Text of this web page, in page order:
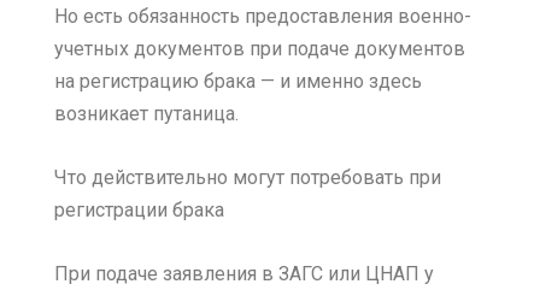
Но есть обязанность предоставления военно-
учетных документов при подаче документов
на регистрацию брака — и именно здесь
возникает путаница.
Что действительно могут потребовать при
регистрации брака
При подаче заявления в ЗАГС или ЦНАП у